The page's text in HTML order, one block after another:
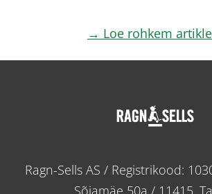
→ Loe rohkem
Ragn-Sells AS / Registrikood:
Sõjamäe 50a / 11415,